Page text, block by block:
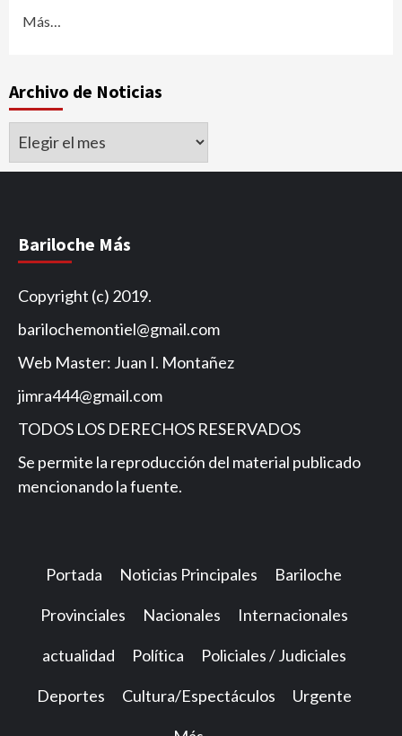
Más…
Archivo de Noticias
Archivo
Bariloche Más
Copyright (c) 2019.
barilochemontiel@gmail.com
Web Master: Juan I. Montañez
jimra444@gmail.com
TODOS LOS DERECHOS RESERVADOS
Se permite la reproducción del material publicado
mencionando la fuente.
Portada Noticias Principales Bariloche
Provinciales Nacionales Internacionales
actualidad Política Policiales / Judiciales
Deportes Cultura/Espectáculos Urgente